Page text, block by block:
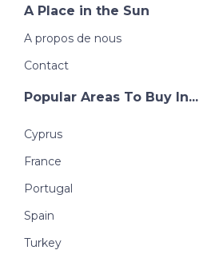
A Place in the Sun
A propos de nous
Contact
Popular Areas To Buy In...
Cyprus
France
Portugal
Spain
Turkey